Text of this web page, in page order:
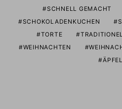
SCHNELL GEMACHT
SCHOKOLADENKUCHEN
TORTE
WEIHNACHTEN
ÄPFEL